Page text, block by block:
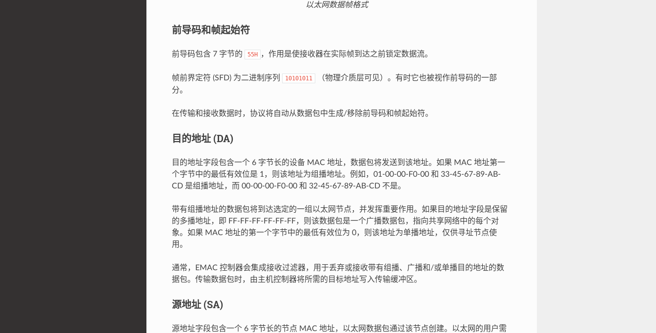
以太网数据帧格式
前导码和帧起始符
前导码包含 7 字节的 55H ，作用是使接收器在实际帧到达之前锁定数据流。
帧前界定符 (SFD) 为二进制序列 10101011
（物理介质层可见）。有时它也被视作前导码的一部
分。
在传输和接收数据时，协议将自动从数据包中生成/移除前导码和帧起始符。
目的地址 (DA)
目的地址字段包含一个 6 字节长的设备 MAC 地址，数据包将发送到该地址。如果 MAC 地址第一
个字节中的最低有效位是 1，则该地址为组播地址。例如，01-00-00-F0-00 和 33-45-67-89-AB-
CD 是组播地址，而 00-00-00-F0-00 和 32-45-67-89-AB-CD 不是。
带有组播地址的数据包将到达选定的一组以太网节点，并发挥重要作用。如果目的地址字段是保留
的多播地址，即 FF-FF-FF-FF-FF-FF，则该数据包是一个广播数据包，指向共享网络中的每个对
象。如果 MAC 地址的第一个字节中的最低有效位为 0，则该地址为单播地址，仅供寻址节点使
用。
通常，EMAC 控制器会集成接收过滤器，用于丢弃或接收带有组播、广播和/或单播目的地址的数
据包。传输数据包时，由主机控制器将所需的目标地址写入传输缓冲区。
源地址 (SA)
源地址字段包含一个 6 字节长的节点 MAC 地址，以太网数据包通过该节点创建。以太网的用户需